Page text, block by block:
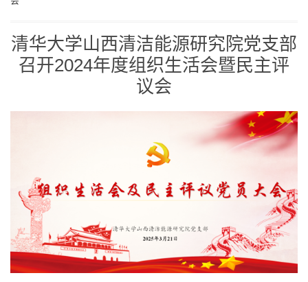
清华大学山西清洁能源研究院党支部
召开2024年度组织生活会暨民主评
议会